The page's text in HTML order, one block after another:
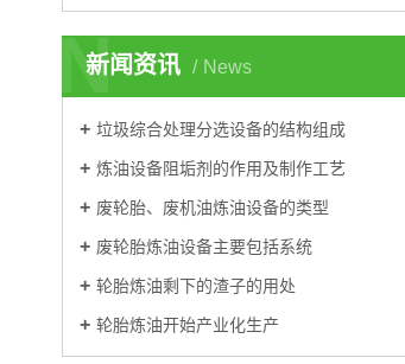
新闻资讯 News
N
垃圾综合处理分选设备的结构组成
炼油设备阻垢剂的作用及制作工艺
废轮胎、废机油炼油设备的类型
废轮胎炼油设备主要包括系统
轮胎炼油剩下的渣子的用处
轮胎炼油开始产业化生产